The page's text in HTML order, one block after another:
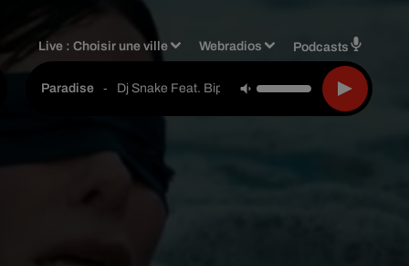
Live :Choisir une ville Webradios Podcasts
Paradise - Dj Snake Feat. Bipolar Sunshine